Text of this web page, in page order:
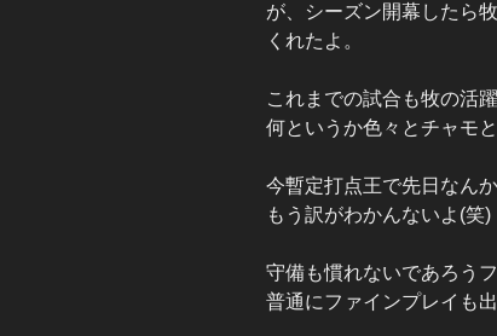
が、シーズン開幕したら
くれたよ。
これまでの試合も牧の活
何というか色々とチャモ
今暫定打点王で先日なん
もう訳がわかんないよ(笑)
守備も慣れないであろう
普通にファインプレイも出